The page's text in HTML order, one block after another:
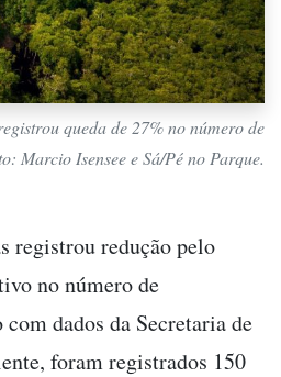
queda de 27% no número de
Marcio Isensee e Sá/Pé no Parque.
registrou redução pelo
no número de
dados da Secretaria de
foram registrados 150